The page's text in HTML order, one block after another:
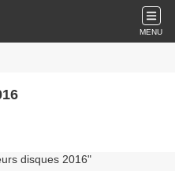
MENU